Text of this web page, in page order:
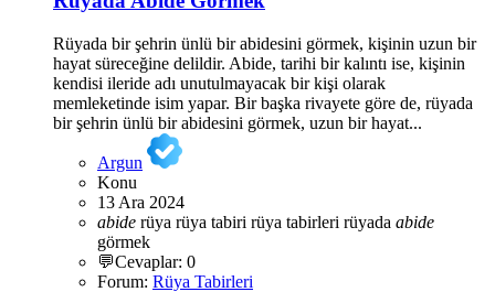
Rüyada bir şehrin ünlü bir abidesini görmek, kişinin uzun bir
hayat süreceğine delildir. Abide, tarihi bir kalıntı ise, kişinin
kendisi ileride adı unutulmayacak bir kişi olarak
memleketinde isim yapar. Bir başka rivayete göre de, rüyada
bir şehrin ünlü bir abidesini görmek, uzun bir hayat...
Argun
Konu
13 Ara 2024
abide rüya rüya tabiri rüya tabirleri rüyada abide
görmek
💬Cevaplar: 0
Forum: Rüya Tabirleri